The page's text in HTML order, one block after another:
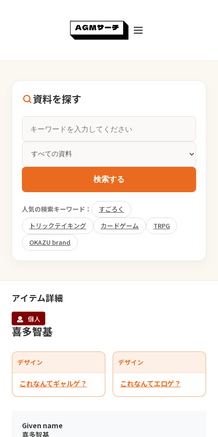
資料を探す
検索する
人気の検索キーワード：
すごろく
トリックテイキング
カードゲーム
TRPG
OKAZU brand
アイテム詳細
個人
喜多智基
デザイン
これなんてギャルゲ？
デザイン
これなんてエロゲ？
Given name
喜多智基